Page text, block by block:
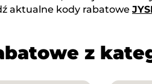
aktualne kody rabatowe
z